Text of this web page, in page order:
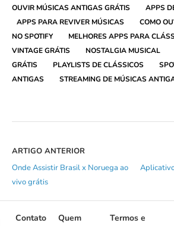
OUVIR MÚSICAS ANTIGAS GRÁTIS
APPS
APPS PARA REVIVER MÚSICAS
COMO
NO SPOTIFY
MELHORES APPS PARA
VINTAGE GRÁTIS
NOSTALGIA MUSICAL
GRÁTIS
PLAYLISTS DE CLÁSSICOS
ANTIGAS
STREAMING DE MÚSICAS
ARTIGO ANTERIOR
Onde Assistir Brasil x Noruega ao
vivo grátis
Contato Quem Termos e